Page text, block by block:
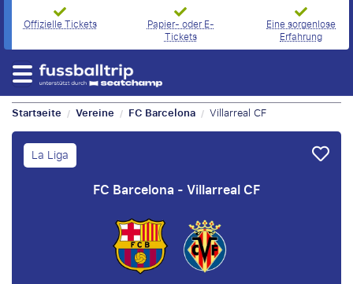
Offizielle Tickets
Papier- oder E-
Tickets
Eine sorgenlose
Erfahrung
Startseite / Vereine / FC Barcelona / Villarreal CF
La Liga
FC Barcelona - Villarreal CF